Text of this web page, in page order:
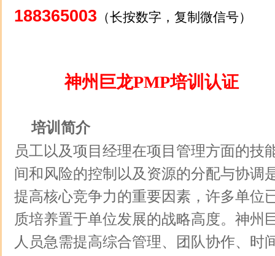
188365003 （长按数字，复制微信号）
神州巨龙PMP培训认证
培训简介
员工以及项目经理在项目管理方面的技
间和风险的控制以及资源的分配与协调
提高核心竞争力的重要因素，许多单位
质培养置于单位发展的战略高度。神州
人员急需提高综合管理、团队协作、时